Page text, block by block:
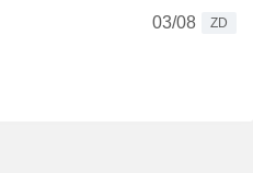
03/08
ZD